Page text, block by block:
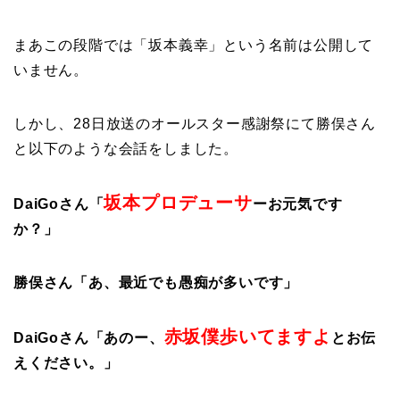
まあこの段階では「坂本義幸」という名前は公開して
いません。
しかし、28日放送のオールスター感謝祭にて勝俣さん
と以下のような会話をしました。
DaiGoさん「坂本プロデューサーお元気です
か？」
勝俣さん「あ、最近でも愚痴が多いです」
DaiGoさん「あのー、 赤坂僕歩いてますよ とお伝
えください。」